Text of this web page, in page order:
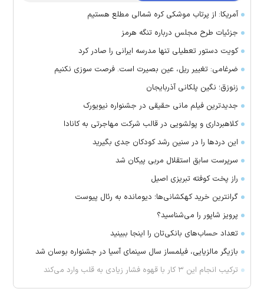
آمریکا: از پرتاب موشکی کره شمالی مطلع هستیم
جزئیات طرح مجلس درباره تنگه هرمز
کویت دستور تعطیلی تنها مدرسه ایرانی را صادر کرد
ضرغامی: تغییر ریل، عین بصیرت است. فرصت سوزی نکنیم
زنوزق؛ نگین پلکانی آذربایجان
جدیدترین فیلم مانی حقیقی در جشنواره نیویورک
کلاهبرداری و پولشویی در قالب شرکت مهاجرتی به کانادا
این درد‌ها را در سنین رشد کودکان جدی بگیرید
سرپرست سابق استقلال مربی پیکان شد
راز پخت کوفته تبریزی اصیل
گرانترین خرید کهکشانی‌ها؛ دیومانده به رئال پیوست
پرویز شاپور را می‌شناسید؟
تعداد حساب‌های بانکی‌تان را اینجا ببینید
بازیگر مالزیایی، فیلمساز سال سینمای آسیا در جشنواره بوسان شد
ترکیب انجام این ۳ کار با قهوه فشار زیادی به قلب وارد می‌کند